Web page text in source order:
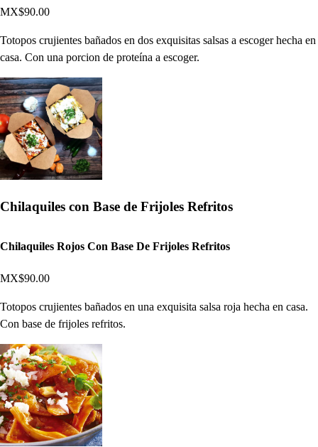
MX$90.00
Totopos crujientes bañados en dos exquisitas salsas a escoger hecha en
casa. Con una porcion de proteína a escoger.
Chilaquiles con Base de Frijoles Refritos
Chilaquiles Rojos Con Base De Frijoles Refritos
MX$90.00
Totopos crujientes bañados en una exquisita salsa roja hecha en casa.
Con base de frijoles refritos.